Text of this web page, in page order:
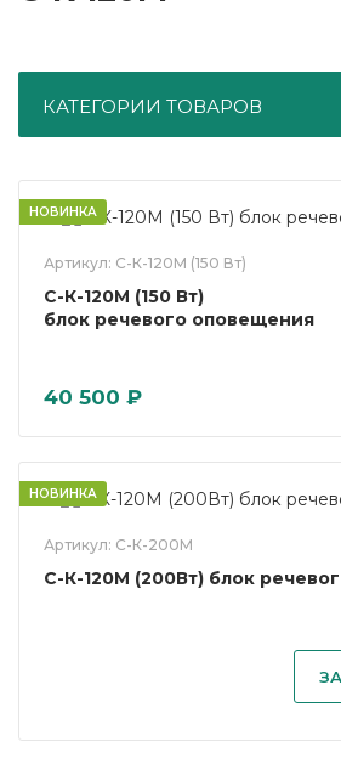
КАТЕГОРИИ ТОВАРОВ
НОВИНКА
Артикул: С-К-120М (150 Вт)
С-К-120М (150 Вт)
блок речевого оповещения
40 500 ₽
НОВИНКА
Артикул: С-К-200М
С-К-120М (200Вт) блок